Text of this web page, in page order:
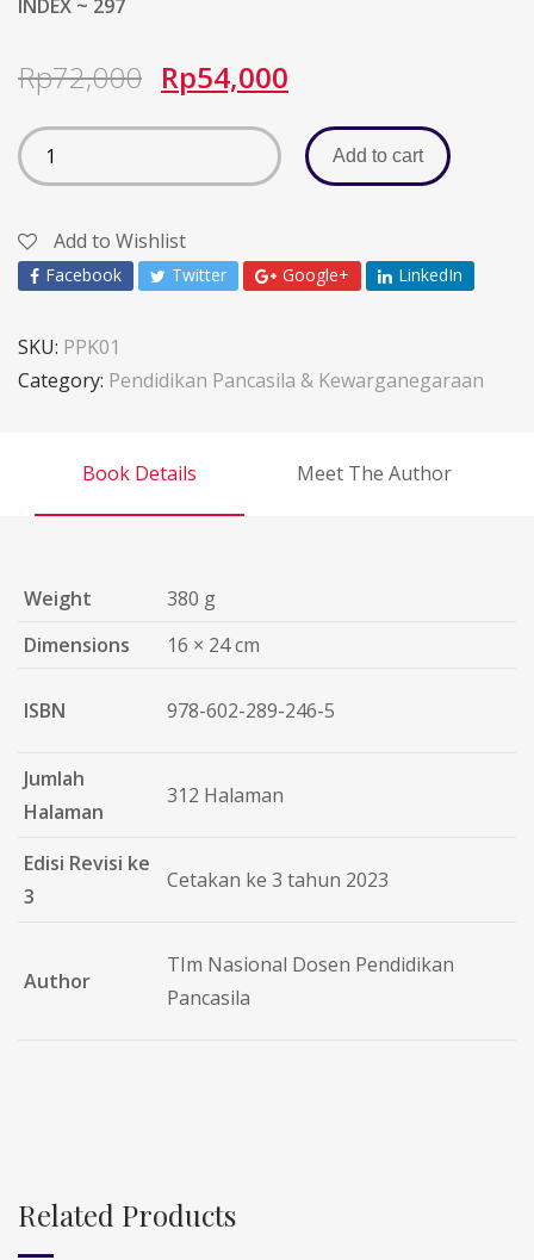
INDEX ~ 297
Rp72,000 Rp54,000
Add to cart
Add to Wishlist
Facebook Twitter Google+ LinkedIn
SKU: PPK01
Category: Pendidikan Pancasila & Kewarganegaraan
Book Details Meet The Author
Weight
380 g
Dimensions
16 × 24 cm
ISBN 978-602-289-246-5
Jumlah
Halaman
312 Halaman
Edisi Revisi ke
3
Cetakan ke 3 tahun 2023
Author
TIm Nasional Dosen Pendidikan
Pancasila
Related Products